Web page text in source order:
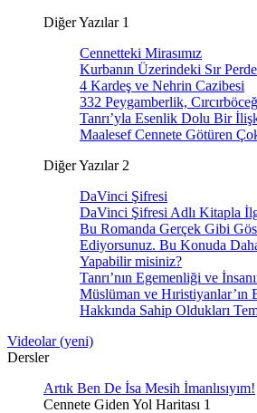
Diğer Yazılar 1
Cennetteki Mirasımız
Kurbanın Üzerindeki Sır
4 Kardeş ve Nehrin Cazibesi
332 Peygamberlik,
Tanrı’yla Esenlik Dolu Bir
Maalesef Cennete Götüren
Diğer Yazılar 2
DaVinci Şifresi
DaVinci Şifresi Adlı Kitapla
Bu Romanda Gerçek Gibi
Ediyorsunuz. Bu Konuda
Yapabilir misiniz?
Tanrı’nın Egemenliği ve
Müslüman ve Hıristiyanlar’ın
Hakkında Sahip Oldukları
Videolar (yeni)
Dersler
Artık Ben De İsa Mesih İmanlısıyım!
Cennete Giden Yol Haritası 1